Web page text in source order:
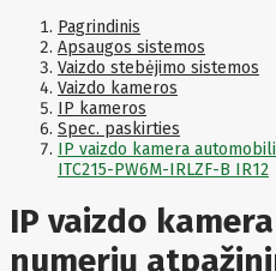
Apc
Apollo
Apple
Aqara
Arctic
Armac
ArtAsm
ASM
Assmann
ASSMANN
Astroenergy
Pagrindinis
Apsaugos sistemos
Vaizdo stebėjimo sistemos
Vaizdo kameros
IP kameros
Spec. paskirties
IP vaizdo kamera
ITC215-PW6M-IRLZF-B IR12
IP vaizdo
numerių